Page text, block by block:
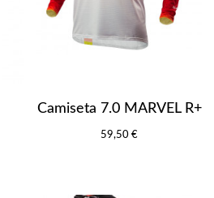
Camiseta 7.0 MARVEL R+
59,50 €